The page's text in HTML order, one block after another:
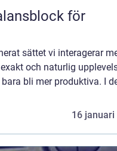
för
sättet vi interagerar
och naturlig
bli mer produktiva. I
16 januari